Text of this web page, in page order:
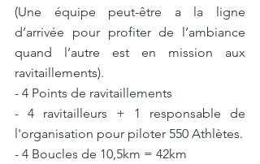
(Une équipe peut-être a la ligne
d’arrivée pour profiter de l’ambiance
quand l’autre est en mission aux
ravitaillements).
- 4 Points de ravitaillements
- 4 ravitailleurs + 1 responsable de
l'organisation pour piloter 550 Athlètes.
- 4 Boucles de 10,5km = 42km